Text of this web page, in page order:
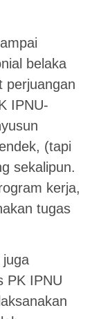
belaka
perjuangan
IPNU-
(tapi
sekalipun.
kerja,
tugas
juga
PK IPNU